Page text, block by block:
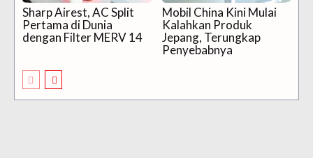
Sharp Airest, AC Split
Pertama di Dunia
dengan Filter MERV 14
Mobil China Kini Mulai
Kalahkan Produk
Jepang, Terungkap
Penyebabnya